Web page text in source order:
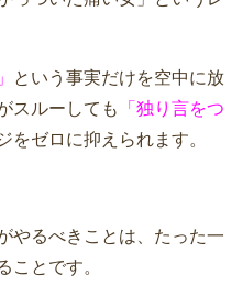
という事実だけを空中に放
スルーしても
「独り言をつ
をゼロに抑えられます。
やるべきことは、たった一
ことです。